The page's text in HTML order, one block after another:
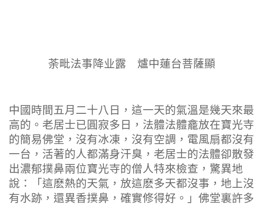
荼毗法事降业露 爐中蓮台菩薩顯
中國時間五月二十八日，這一天的氣溫是幾天來最
高的。老居士已圓寂多日，法體法體龕放在寶光寺
的簡易佛堂，沒有冰凍，沒有空調，電風扇都沒有
一台，活著的人都滿身汗臭，老居士的法體卻散發
出濃郁撲鼻兩位寶光寺的僧人特來檢查，驚異地
說：「這麽熱的天氣，放這麽多天都沒事，地上沒
有水跡，還異香撲鼻，確實修得好。」佛堂裏許多